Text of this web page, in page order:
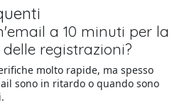
a 10 minuti per la
registrazioni?
molto rapide, ma spesso
sono in ritardo o quando sono